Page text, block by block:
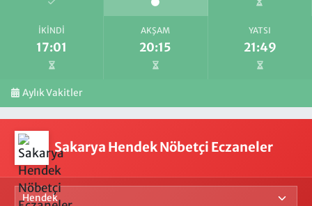
İKINDI
17:01
AKŞAM
20:15
YATSI
21:49
Aylık Vakitler
Sakarya Hendek Nöbetçi Eczaneler